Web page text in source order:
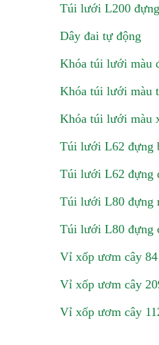
Túi lưới L200
Dây đai tự động
Khóa túi lưới màu
Khóa túi lưới màu
Khóa túi lưới màu
Túi lưới L62 đựng
Túi lưới L62 đựng
Túi lưới L80 đựng
Túi lưới L80 đựng
Vỉ xốp ươm cây
Vỉ xốp ươm cây
Vỉ xốp ươm cây